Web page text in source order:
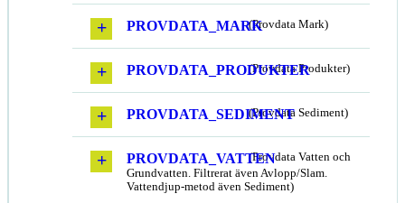
PROVDATA_MARK(Provdata Mark)
PROVDATA_PRODUKTER
(Provdata Produkter)
PROVDATA_SEDIMENT(Provdata Sediment)
PROVDATA_VATTEN(Provdata Vatten och
Grundvatten. Filtrerat även Avlopp/Slam.
Vattendjup-metod även Sediment)